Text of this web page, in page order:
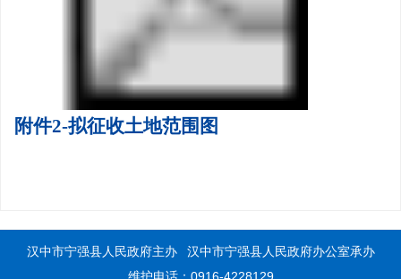
附件2-拟征收土地范围图
汉中市宁强县人民政府主办
汉中市宁强县人民政府办公室承办
维护电话：0916-4228129